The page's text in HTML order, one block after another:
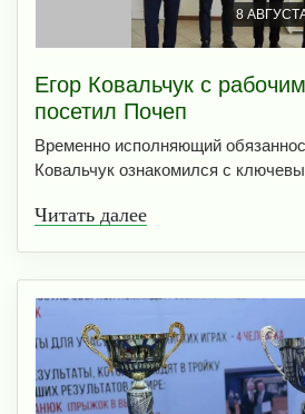
8
Егор Ковальчук с
посетил Почеп
Временно исполняющий
Ковальчук ознакомился с
Читать далее